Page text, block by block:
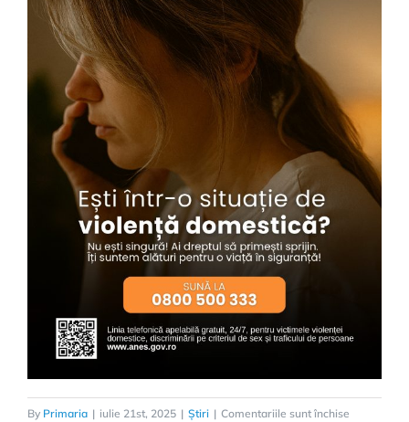
By Primaria | iulie 21st, 2025 | Știri | Comentariile sunt închise